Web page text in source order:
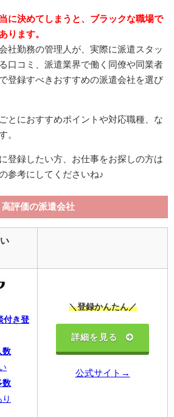
に決めてしまうと、ブラックな職場で
ります。
社勤務の管理人が、実際に派遣スタッ
口コミ、派遣業界で働く同僚や同業者
登録すべきおすすめの派遣会社を選び
とにおすすめポイントや対応職種、な
。
登録したい方、お仕事をお探しの方は
参考にしてくださいね♪
評価の派遣会社
付き登
数
数
＼登録かんたん／
詳細を見る
公式サイト→